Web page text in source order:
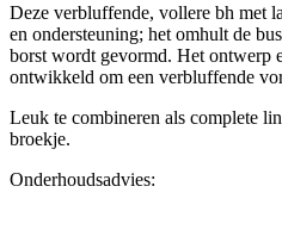
Deze verbluffende, vollere bh met
en ondersteuning; het omhult de
borst wordt gevormd. Het ontwerp
ontwikkeld om een ​​verbluffende
Leuk te combineren als complete
broekje.
Onderhoudsadvies: